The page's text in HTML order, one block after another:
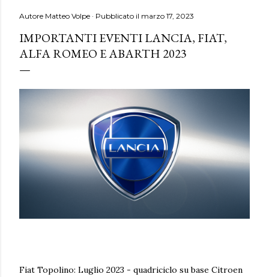
Autore Matteo Volpe Pubblicato il marzo 17, 2023
IMPORTANTI EVENTI LANCIA, FIAT,
ALFA ROMEO E ABARTH 2023
Fiat Topolino: Luglio 2023 - quadriciclo su base Citroen